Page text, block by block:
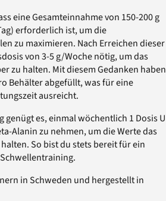
eine Gesamteinnahme von 150-200 g
erforderlich ist, um die
zu maximieren. Nach Erreichen dieser
von 3-5 g/Woche nötig, um das
zu halten. Mit diesem Gedanken haben
Behälter abgefüllt, was für eine
ausreicht.
genügt es, einmal wöchentlich 1 Dosis U
Alanin zu nehmen, um die Werte das
So bist du stets bereit für ein
in Schweden und hergestellt in